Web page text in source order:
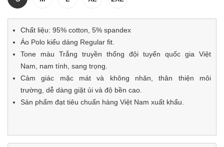
Chất liệu: 95% cotton, 5% spandex
Áo Polo kiểu dáng Regular fit.
Tone màu Trắng truyền thống đội tuyển quốc gia Việt
Nam, nam tính, sang trọng.
Cảm giác mặc mát và không nhăn, thân thiện môi
trường, dễ dàng giặt ủi và độ bền cao.
Sản phẩm đạt tiêu chuẩn hàng Việt Nam xuất khẩu.